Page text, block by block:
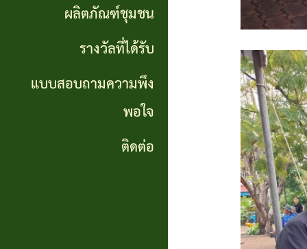
งาน
บริการ
ประชาชน
ผลิตภัณฑ์
ผลิตภัณฑ์ชุมชน
รางวัลที่ได้รับ
แบบสอบถามความพึง
พอใจ
ติดต่อ